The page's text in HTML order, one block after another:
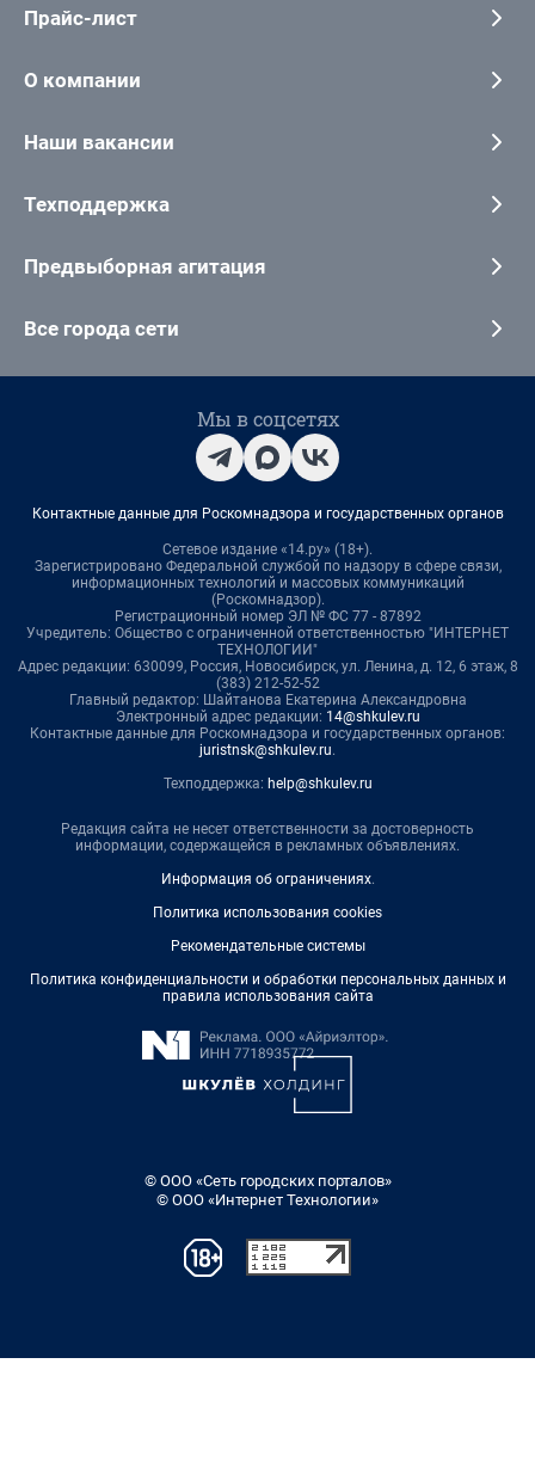
Прайс-лист
О компании
Наши вакансии
Техподдержка
Предвыборная агитация
Все города сети
Мы в соцсетях
Контактные данные для Роскомнадзора и государственных органов
Сетевое издание «14.ру» (18+).
Зарегистрировано Федеральной службой по надзору в сфере связи,
информационных технологий и массовых коммуникаций
(Роскомнадзор).
Регистрационный номер ЭЛ № ФС 77 - 87892
Учредитель: Общество с ограниченной ответственностью "ИНТЕРНЕТ
ТЕХНОЛОГИИ"
Адрес редакции: 630099, Россия, Новосибирск, ул. Ленина, д. 12, 6 этаж, 8
(383) 212-52-52
Главный редактор: Шайтанова Екатерина Александровна
Электронный адрес редакции: 14@shkulev.ru
Контактные данные для Роскомнадзора и государственных органов:
juristnsk@shkulev.ru.
Техподдержка: help@shkulev.ru
Редакция сайта не несет ответственности за достоверность
информации, содержащейся в рекламных объявлениях.
Информация об ограничениях.
Политика использования cookies
Рекомендательные системы
Политика конфиденциальности и обработки персональных данных и
правила использования сайта
© ООО «Сеть городских порталов»
© ООО «Интернет Технологии»